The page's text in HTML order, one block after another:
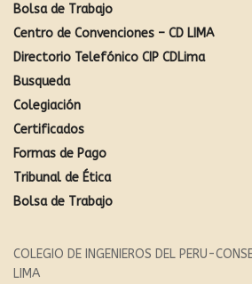
Bolsa de Trabajo
Centro de Convenciones – CD LIMA
Directorio Telefónico CIP CDLima
Busqueda
Colegiación
Certificados
Formas de Pago
Tribunal de Ética
Bolsa de Trabajo
COLEGIO DE INGENIEROS DEL PERU-
LIMA